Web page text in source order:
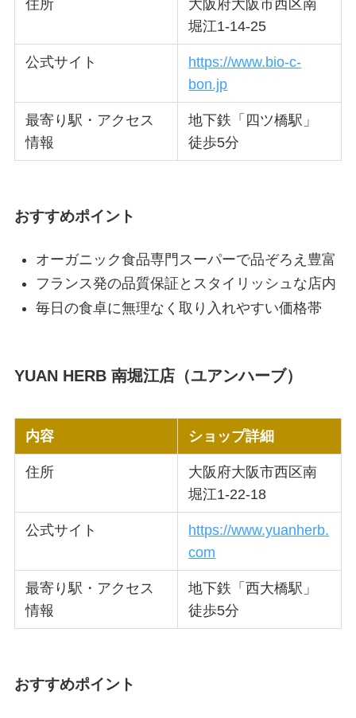
住所
大阪府大阪市西区南
堀江1-14-25
公式サイト
https://www.bio-c-
bon.jp
最寄り駅・アクセス
情報
地下鉄「四ツ橋駅」
徒歩5分
おすすめポイント
オーガニック食品専門スーパーで品ぞろえ豊富
フランス発の品質保証とスタイリッシュな店内
毎日の食卓に無理なく取り入れやすい価格帯
YUAN HERB 南堀江店（ユアンハーブ）
内容 ショップ詳細
住所
大阪府大阪市西区南
堀江1-22-18
公式サイト
https://www.yuanherb.
com
最寄り駅・アクセス
情報
地下鉄「西大橋駅」
徒歩5分
おすすめポイント